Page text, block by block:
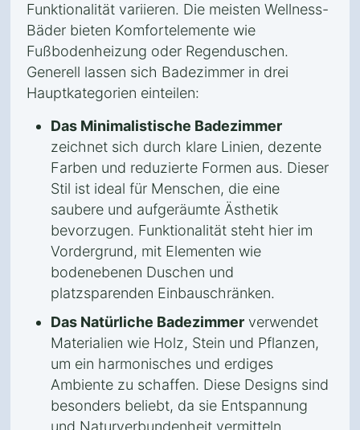
Funktionalität variieren. Die meisten Wellness-
Bäder bieten Komfortelemente wie
Fußbodenheizung oder Regenduschen.
Generell lassen sich Badezimmer in drei
Hauptkategorien einteilen:
Das Minimalistische Badezimmer
zeichnet sich durch klare Linien, dezente
Farben und reduzierte Formen aus. Dieser
Stil ist ideal für Menschen, die eine
saubere und aufgeräumte Ästhetik
bevorzugen. Funktionalität steht hier im
Vordergrund, mit Elementen wie
bodenebenen Duschen und
platzsparenden Einbauschränken.
Das Natürliche Badezimmer verwendet
Materialien wie Holz, Stein und Pflanzen,
um ein harmonisches und erdiges
Ambiente zu schaffen. Diese Designs sind
besonders beliebt, da sie Entspannung
und Naturverbundenheit vermitteln.